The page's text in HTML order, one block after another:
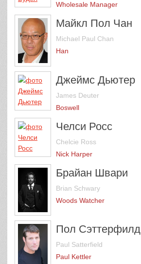
Wholesale Manager
Майкл Пол Чан
Michael Paul Chan
Han
Джеймс Дьютер
James Deuter
Boswell
Челси Росс
Chelcie Ross
Nick Harper
Брайан Швари
Brian Schwary
Woods Watcher
Пол Сэттерфилд
Paul Satterfield
Paul Kettler